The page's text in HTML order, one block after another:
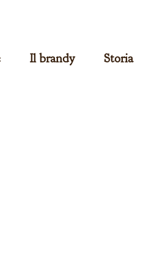
Il brandy Storia